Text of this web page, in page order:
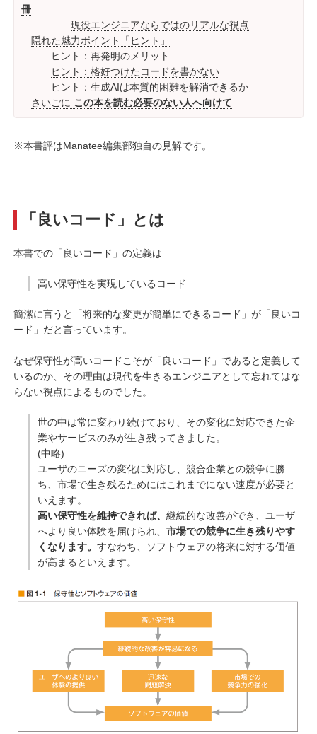
冊
現役エンジニアならではのリアルな視点
隠れた魅力ポイント「ヒント」
ヒント：再発明のメリット
ヒント：格好つけたコードを書かない
ヒント：生成AIは本質的困難を解消できるか
さいごに この本を読む必要のない人へ向けて
※本書評はManatee編集部独自の見解です。
「良いコード」とは
本書での「良いコード」の定義は
高い保守性を実現しているコード
簡潔に言うと「将来的な変更が簡単にできるコード」が「良いコ
ード」だと言っています。
なぜ保守性が高いコードこそが「良いコード」であると定義して
いるのか、その理由は現代を生きるエンジニアとして忘れてはな
らない視点によるものでした。
世の中は常に変わり続けており、その変化に対応できた企
業やサービスのみが生き残ってきました。
(中略)
ユーザのニーズの変化に対応し、競合企業との競争に勝
ち、市場で生き残るためにはこれまでにない速度が必要と
いえます。
高い保守性を維持できれば、継続的な改善ができ、ユーザ
へより良い体験を届けられ、市場での競争に生き残りやす
くなります。すなわち、ソフトウェアの将来に対する価値
が高まるといえます。